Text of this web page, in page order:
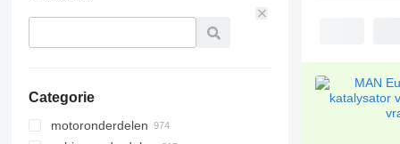
Categorie
motoronderdelen